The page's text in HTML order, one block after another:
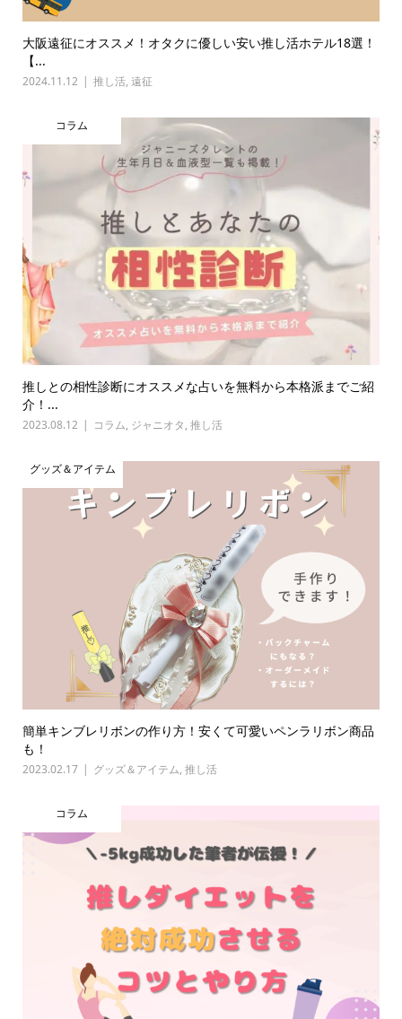
大阪遠征にオススメ！オタクに優しい安い推し活ホテル18選！
【...
2024.11.12 推し活, 遠征
コラム
推しとの相性診断にオススメな占いを無料から本格派までご紹
介！...
2023.08.12 コラム, ジャニオタ, 推し活
グッズ＆アイテム
簡単キンブレリボンの作り方！安くて可愛いペンラリボン商品
も！
2023.02.17 グッズ＆アイテム, 推し活
コラム